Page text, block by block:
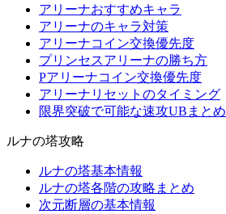
アリーナおすすめキャラ
アリーナのキャラ対策
アリーナコイン交換優先度
プリンセスアリーナの勝ち方
Pアリーナコイン交換優先度
アリーナリセットのタイミング
限界突破で可能な速攻UBまとめ
ルナの塔攻略
ルナの塔基本情報
ルナの塔各階の攻略まとめ
次元断層の基本情報